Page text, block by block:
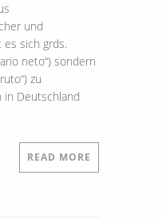
und
sich grds.
neto“) sondern
zu
in Deutschland
READ MORE